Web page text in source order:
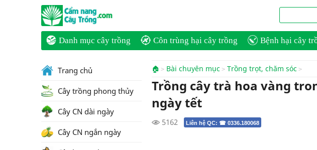
Danh mục cây trồng Côn trùng hại cây trồng Bệnh hại cây
🏠 Bài chuyên mục Trồng trọt, chăm sóc
Trồng cây trà hoa vàng
ngày tết
5162 Liên hệ QC: ☎ 0336.180068
Trang chủ
Cây trồng phong thủy
Cây CN dài ngày
Cây CN ngắn ngày